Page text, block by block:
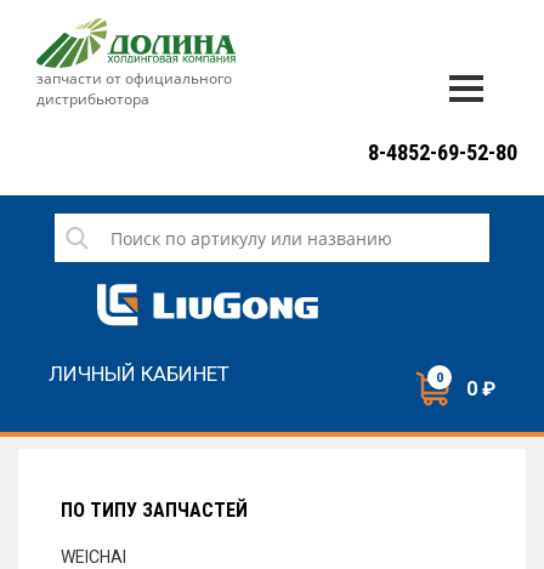
запчасти от официального
дистрибьютора
СЕРВИС
НОВОСТИ
8-4852-69-52-80
ЛИЧНЫЙ КАБИНЕТ 0 0 ₽
ПО ТИПУ ЗАПЧАСТЕЙ
WEICHAI